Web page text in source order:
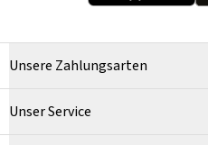
Unsere Zahlungsarten
Unser Service